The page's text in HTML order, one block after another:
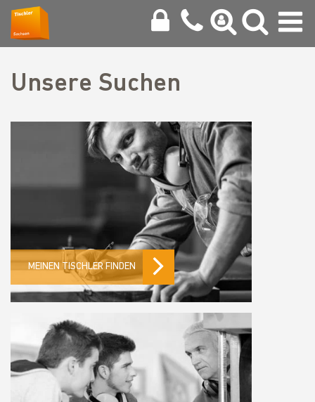
Unsere Suchen
MEINEN TISCHLER FINDEN